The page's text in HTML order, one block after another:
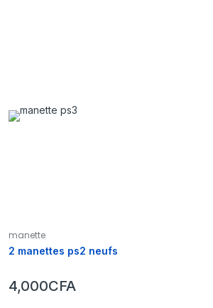
manette
2 manettes ps2 neufs
4,000CFA